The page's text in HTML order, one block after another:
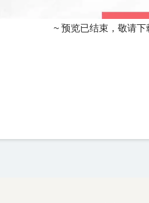
~ 预览已结束，敬请下